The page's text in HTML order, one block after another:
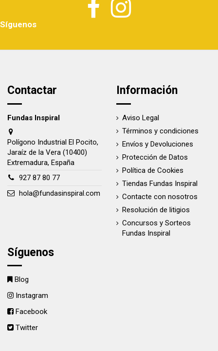
Síguenos
Contactar
Fundas Inspiral
Polígono Industrial El Pocito,
Jaraíz de la Vera (10400)
Extremadura, España
927 87 80 77
hola@fundasinspiral.com
Información
Aviso Legal
Términos y condiciones
Envíos y Devoluciones
Protección de Datos
Política de Cookies
Tiendas Fundas Inspiral
Contacte con nosotros
Resolución de litigios
Concursos y Sorteos
Fundas Inspiral
Síguenos
Blog
Instagram
Facebook
Twitter